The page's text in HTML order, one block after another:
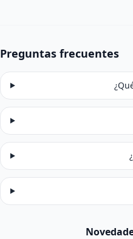
Preguntas frecuentes